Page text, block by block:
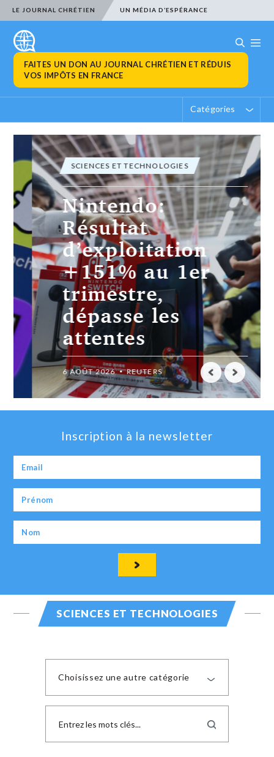
LE JOURNAL CHRÉTIEN UN MÉDIA D’ESPÉRANCE
FAITES UN DON AU JOURNAL CHRÉTIEN ET RÉDUIS
VOS IMPÔTS EN FRANCE
Catégories
SCIENCES ET TECHNOLOGIES
Nintendo:
Résultat
d’exploitation
+151% au 1er
trimestre,
dépasse les
attentes
6 AOÛT 2026 REUTERS
Inscription à la newsletter
SCIENCES ET TECHNOLOGIES
Choisissez une autre catégorie